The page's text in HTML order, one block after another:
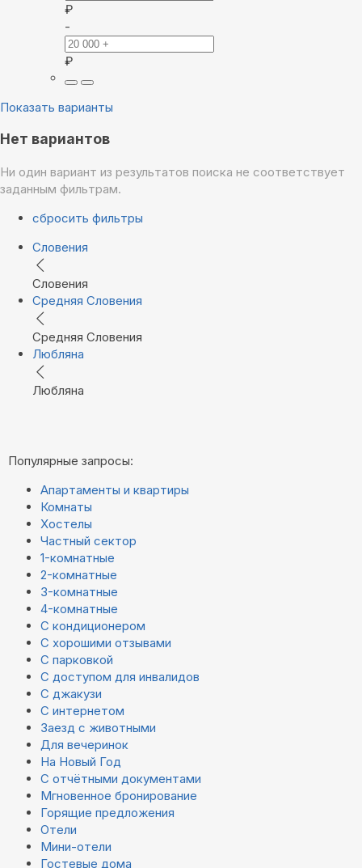
₽
-
₽
Показать варианты
Нет вариантов
Ни один вариант из результатов поиска не соответствует
заданным фильтрам.
сбросить фильтры
Словения
Словения
Средняя Словения
Средняя Словения
Любляна
Любляна
Популярные запросы:
Апартаменты и квартиры
Комнаты
Хостелы
Частный сектор
1-комнатные
2-комнатные
3-комнатные
4-комнатные
С кондиционером
С хорошими отзывами
С парковкой
С доступом для инвалидов
С джакузи
С интернетом
Заезд с животными
Для вечеринок
На Новый Год
С отчётными документами
Мгновенное бронирование
Горящие предложения
Отели
Мини-отели
Гостевые дома